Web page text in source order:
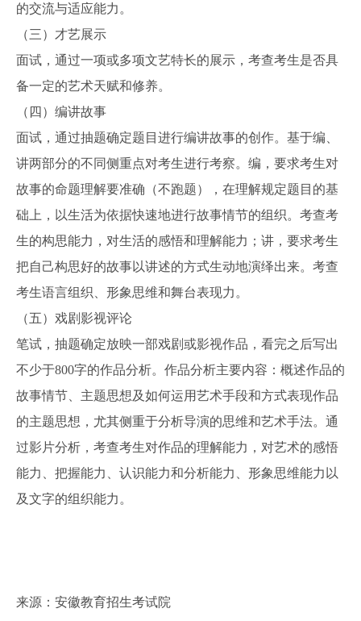
的交流与适应能力。
（三）才艺展示
面试，通过一项或多项文艺特长的展示，考查考生是否具
备一定的艺术天赋和修养。
（四）编讲故事
面试，通过抽题确定题目进行编讲故事的创作。基于编、
讲两部分的不同侧重点对考生进行考察。编，要求考生对
故事的命题理解要准确（不跑题），在理解规定题目的基
础上，以生活为依据快速地进行故事情节的组织。考查考
生的构思能力，对生活的感悟和理解能力；讲，要求考生
把自己构思好的故事以讲述的方式生动地演绎出来。考查
考生语言组织、形象思维和舞台表现力。
（五）戏剧影视评论
笔试，抽题确定放映一部戏剧或影视作品，看完之后写出
不少于800字的作品分析。作品分析主要内容：概述作品的
故事情节、主题思想及如何运用艺术手段和方式表现作品
的主题思想，尤其侧重于分析导演的思维和艺术手法。通
过影片分析，考查考生对作品的理解能力，对艺术的感悟
能力、把握能力、认识能力和分析能力、形象思维能力以
及文字的组织能力。
来源：安徽教育招生考试院